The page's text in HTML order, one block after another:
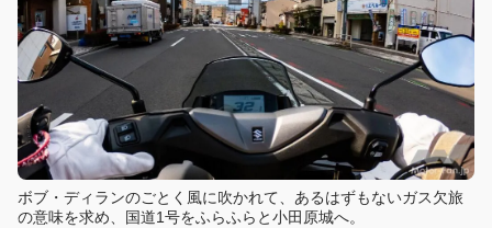
ボブ・ディランのごとく風に吹かれて、あるはずもないガス欠旅
の意味を求め、国道1号をふらふらと小田原城へ。